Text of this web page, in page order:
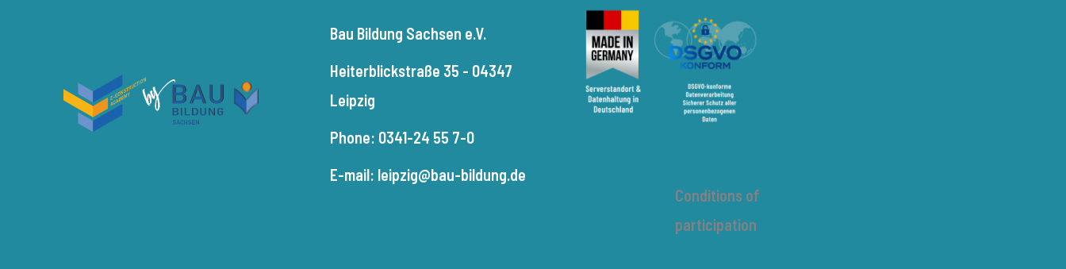
Bau Bildung Sachsen e.V.
Heiterblickstraße 35 - 04347
Leipzig
Phone: 0341-24 55 7-0
E-mail: leipzig@bau-bildung.de
Conditions of
participation